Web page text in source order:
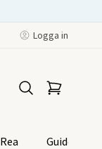
Logga in
Rea Guider